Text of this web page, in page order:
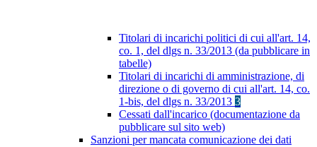
Titolari di incarichi politici di cui all'art. 14,
co. 1, del dlgs n. 33/2013 (da pubblicare in
tabelle)
Titolari di incarichi di amministrazione, di
direzione o di governo di cui all'art. 14, co.
1-bis, del dlgs n. 33/2013 3
Cessati dall'incarico (documentazione da
pubblicare sul sito web)
Sanzioni per mancata comunicazione dei dati